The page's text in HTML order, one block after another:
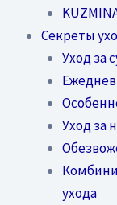
Секреты
Уход за
Уход за
ухода